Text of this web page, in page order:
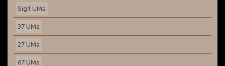
Sig1 UMa
37 UMa
27 UMa
67 UMa